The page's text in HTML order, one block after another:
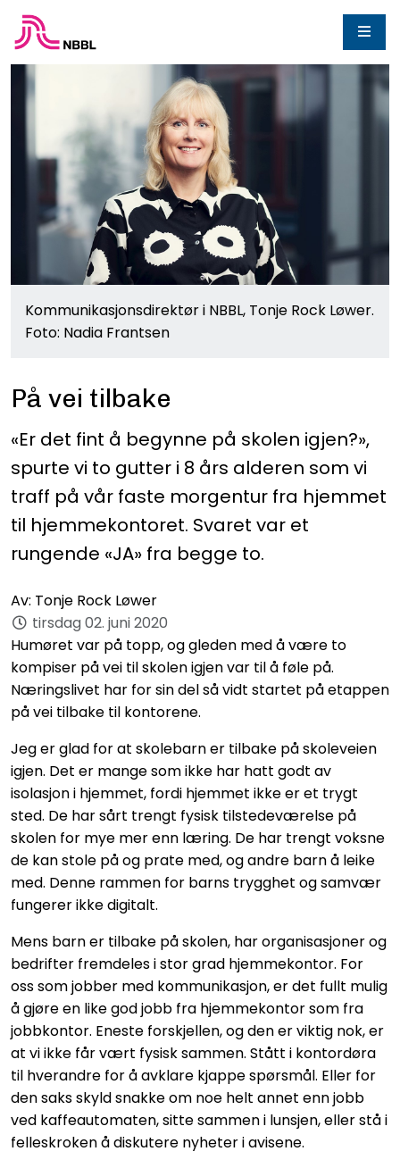
Kommunikasjonsdirektør i NBBL, Tonje Rock Løwer.
Foto: Nadia Frantsen
På vei tilbake
«Er det fint å begynne på skolen igjen?»,
spurte vi to gutter i 8 års alderen som vi
traff på vår faste morgentur fra hjemmet
til hjemmekontoret. Svaret var et
rungende «JA» fra begge to.
Av: Tonje Rock Løwer
tirsdag 02. juni 2020
Humøret var på topp, og gleden med å være to
kompiser på vei til skolen igjen var til å føle på.
Næringslivet har for sin del så vidt startet på etappen
på vei tilbake til kontorene.
Jeg er glad for at skolebarn er tilbake på skoleveien
igjen. Det er mange som ikke har hatt godt av
isolasjon i hjemmet, fordi hjemmet ikke er et trygt
sted. De har sårt trengt fysisk tilstedeværelse på
skolen for mye mer enn læring. De har trengt voksne
de kan stole på og prate med, og andre barn å leike
med. Denne rammen for barns trygghet og samvær
fungerer ikke digitalt.
Mens barn er tilbake på skolen, har organisasjoner og
bedrifter fremdeles i stor grad hjemmekontor. For
oss som jobber med kommunikasjon, er det fullt mulig
å gjøre en like god jobb fra hjemmekontor som fra
jobbkontor. Eneste forskjellen, og den er viktig nok, er
at vi ikke får vært fysisk sammen. Stått i kontordøra
til hverandre for å avklare kjappe spørsmål. Eller for
den saks skyld snakke om noe helt annet enn jobb
ved kaffeautomaten, sitte sammen i lunsjen, eller stå i
felleskroken å diskutere nyheter i avisene.